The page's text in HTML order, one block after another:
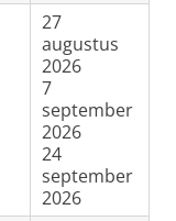
27
augustus
2026
7
september
2026
24
september
2026